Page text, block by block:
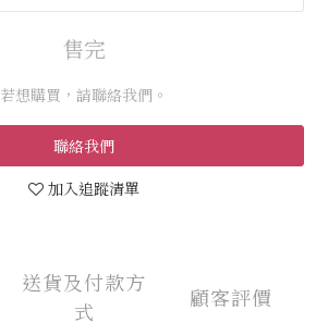
售完
若想購買，請聯絡我們。
聯絡我們
加入追蹤清單
送貨及付款方
式
顧客評價